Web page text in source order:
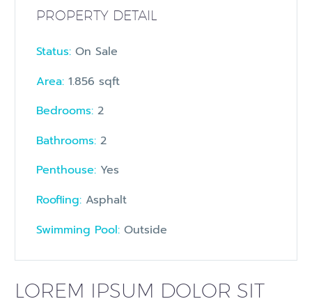
PROPERTY DETAIL
Status: On Sale
Area: 1.856 sqft
Bedrooms: 2
Bathrooms: 2
Penthouse: Yes
Roofling: Asphalt
Swimming Pool: Outside
LOREM IPSUM DOLOR SIT